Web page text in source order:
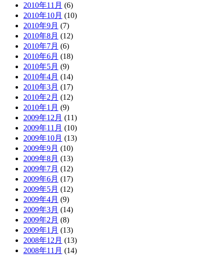
2010年11月 (6)
2010年10月 (10)
2010年9月 (7)
2010年8月 (12)
2010年7月 (6)
2010年6月 (18)
2010年5月 (9)
2010年4月 (14)
2010年3月 (17)
2010年2月 (12)
2010年1月 (9)
2009年12月 (11)
2009年11月 (10)
2009年10月 (13)
2009年9月 (10)
2009年8月 (13)
2009年7月 (12)
2009年6月 (17)
2009年5月 (12)
2009年4月 (9)
2009年3月 (14)
2009年2月 (8)
2009年1月 (13)
2008年12月 (13)
2008年11月 (14)